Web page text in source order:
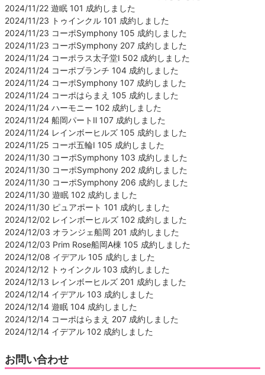
2024/11/22 遊眠 101 成約しました
2024/11/23 トゥインクル 101 成約しました
2024/11/23 コーポSymphony 105 成約しました
2024/11/23 コーポSymphony 207 成約しました
2024/11/24 コーポラス太子堂Ⅰ 502 成約しました
2024/11/24 コーポブランチ 104 成約しました
2024/11/24 コーポSymphony 107 成約しました
2024/11/24 コーポはらまえ 105 成約しました
2024/11/24 ハーモニー 102 成約しました
2024/11/24 船岡パートⅡ 107 成約しました
2024/11/24 レインボーヒルズ 105 成約しました
2024/11/25 コーポ五輪Ⅰ 105 成約しました
2024/11/30 コーポSymphony 103 成約しました
2024/11/30 コーポSymphony 202 成約しました
2024/11/30 コーポSymphony 206 成約しました
2024/11/30 遊眠 102 成約しました
2024/11/30 ピュアポート 101 成約しました
2024/12/02 レインボーヒルズ 102 成約しました
2024/12/03 オランジェ船岡 201 成約しました
2024/12/03 Prim Rose船岡A棟 105 成約しました
2024/12/08 イデアル 105 成約しました
2024/12/12 トゥインクル 103 成約しました
2024/12/13 レインボーヒルズ 201 成約しました
2024/12/14 イデアル 103 成約しました
2024/12/14 遊眠 104 成約しました
2024/12/14 コーポはらまえ 207 成約しました
2024/12/14 イデアル 102 成約しました
お問い合わせ